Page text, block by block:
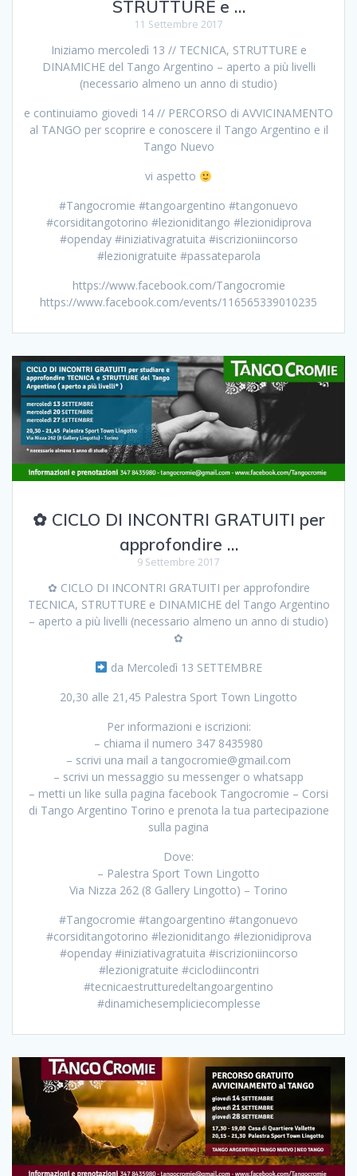
STRUTTURE e …
11 Settembre 2017
Iniziamo mercoledì 13 // TECNICA, STRUTTURE e
DINAMICHE del Tango Argentino – aperto a più livelli
(necessario almeno un anno di studio)
e continuiamo giovedi 14 // PERCORSO di AVVICINAMENTO
al TANGO per scoprire e conoscere il Tango Argentino e il
Tango Nuevo
vi aspetto
#Tangocromie #tangoargentino #tangonuevo
#corsiditangotorino #lezioniditango #lezionidiprova
#openday #iniziativagratuita #iscrizioniincorso
#lezionigratuite #passateparola
https://www.facebook.com/Tangocromie
https://www.facebook.com/events/116565339010235
✿ CICLO DI INCONTRI GRATUITI per
approfondire …
9 Settembre 2017
✿ CICLO DI INCONTRI GRATUITI per approfondire
TECNICA, STRUTTURE e DINAMICHE del Tango Argentino
– aperto a più livelli (necessario almeno un anno di studio)
✿
da Mercoledì 13 SETTEMBRE
20,30 alle 21,45 Palestra Sport Town Lingotto
Per informazioni e iscrizioni:
– chiama il numero 347 8435980
– scrivi una mail a tangocromie@gmail.com
– scrivi un messaggio su messenger o whatsapp
– metti un like sulla pagina facebook Tangocromie – Corsi
di Tango Argentino Torino e prenota la tua partecipazione
sulla pagina
Dove:
– Palestra Sport Town Lingotto
Via Nizza 262 (8 Gallery Lingotto) – Torino
#Tangocromie #tangoargentino #tangonuevo
#corsiditangotorino #lezioniditango #lezionidiprova
#openday #iniziativagratuita #iscrizioniincorso
#lezionigratuite #ciclodiincontri
#tecnicaestrutturedeltangoargentino
#dinamichesempliciecomplesse